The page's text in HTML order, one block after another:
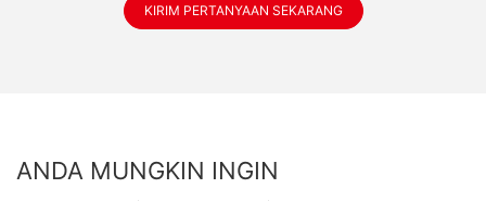
KIRIM PERTANYAAN SEKARANG
ANDA MUNGKIN INGIN